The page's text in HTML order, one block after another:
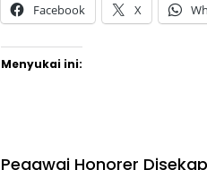
Facebook X
Menyukai ini:
Pegawai Honorer